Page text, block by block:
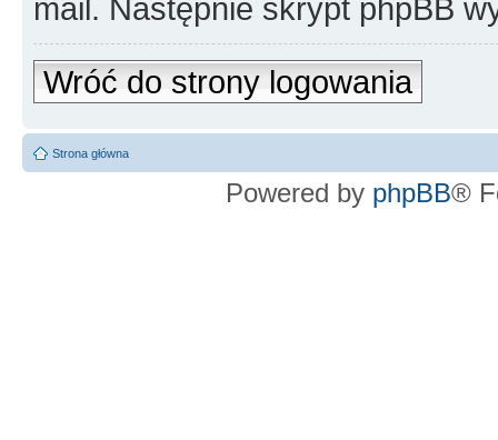
mail. Następnie skrypt phpBB
Wróć do strony logowania
Strona główna
Powered by phpBB®